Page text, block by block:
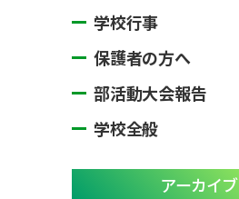
学校行事
保護者の方へ
部活動大会報告
学校全般
アーカイブ